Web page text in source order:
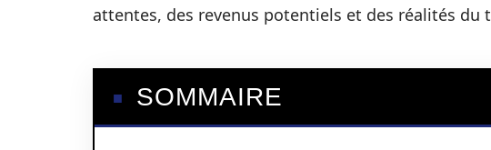
attentes, des revenus potentiels et des réalités du
SOMMAIRE